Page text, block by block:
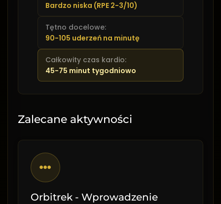
Bardzo niska (RPE 2-3/10)
Tętno docelowe:
90-105 uderzeń na minutę
Całkowity czas kardio:
45-75 minut tygodniowo
Zalecane aktywności
Orbitrek - Wprowadzenie